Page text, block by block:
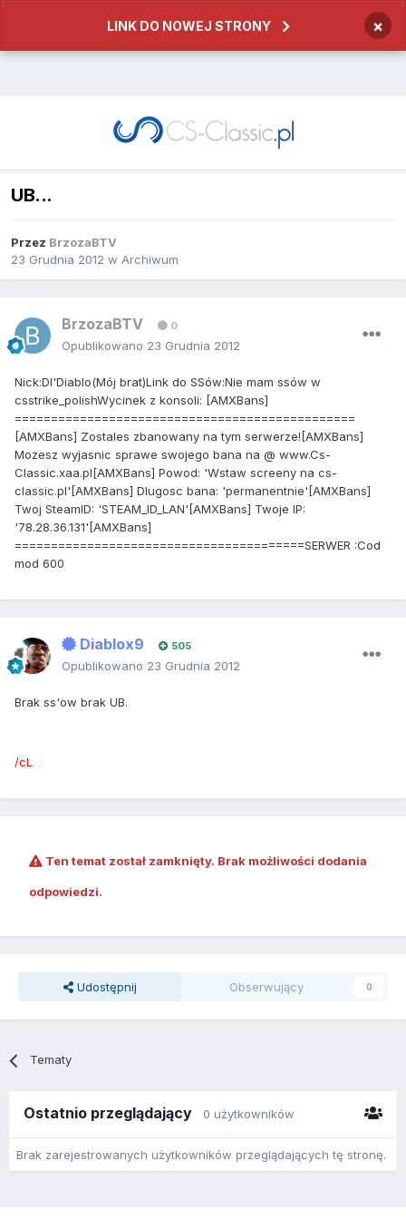
LINK DO NOWEJ STRONY ×
UB...
Przez BrzozaBTV
23 Grudnia 2012 w Archiwum
BrzozaBTV 0
Opublikowano 23 Grudnia 2012
Nick:Dl'Diablo(Mój brat)Link do SSów:Nie mam ssów w
csstrike_polishWycinek z konsoli: [AMXBans]
===============================================
[AMXBans] Zostales zbanowany na tym serwerze![AMXBans]
Mozesz wyjasnic sprawe swojego bana na @ www.Cs-
Classic.xaa.pl[AMXBans] Powod: 'Wstaw screeny na cs-
classic.pl'[AMXBans] Dlugosc bana: 'permanentnie'[AMXBans]
Twoj SteamID: 'STEAM_ID_LAN'[AMXBans] Twoje IP:
'78.28.36.131'[AMXBans]
========================================SERWER :Cod
mod 600
Diablox9 505
Opublikowano 23 Grudnia 2012
Brak ss'ow brak UB.
/cL
Ten temat został zamknięty. Brak możliwości dodania
odpowiedzi.
Udostępnij Obserwujący 0
Tematy
Ostatnio przeglądający 0 użytkowników
Brak zarejestrowanych użytkowników przeglądających tę stronę.